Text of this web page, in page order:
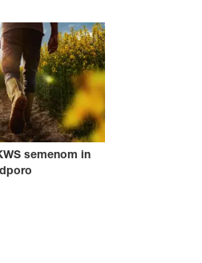
semenom in